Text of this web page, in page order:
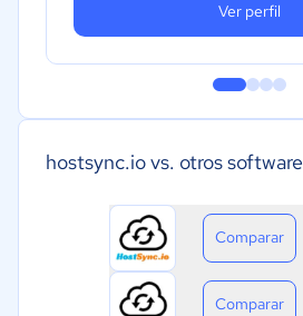
Ver perfil
hostsync.io vs. otros software
Comparar
Comparar